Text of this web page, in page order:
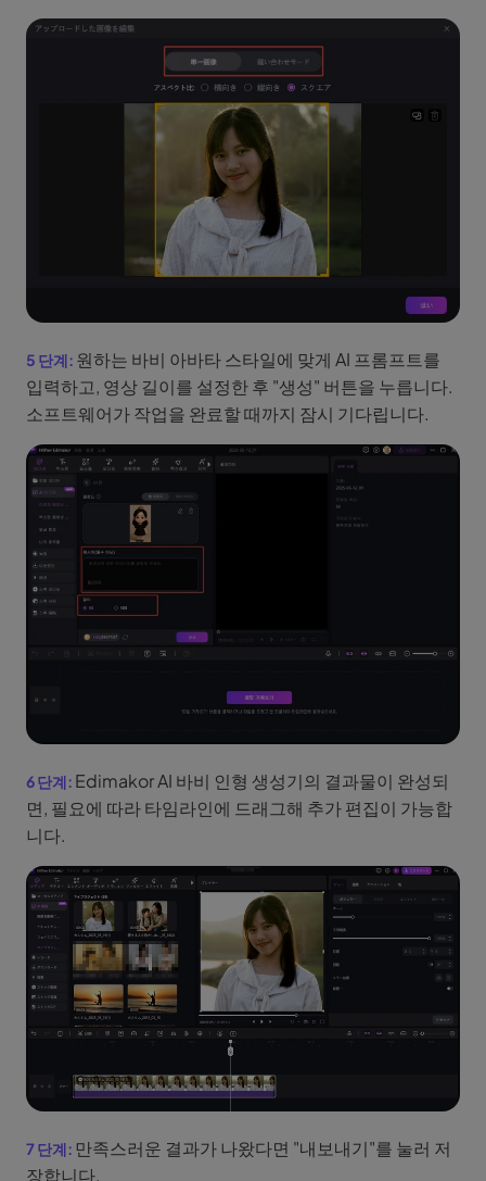
원하는 바비 아바타 스타일에 맞게 AI 프롬프트를
입력하고, 영상 길이를 설정한 후 "생성" 버튼을 누릅니다.
소프트웨어가 작업을 완료할 때까지 잠시 기다립니다.
Edimakor AI 바비 인형 생성기의 결과물이 완성되
면, 필요에 따라 타임라인에 드래그해 추가 편집이 가능합
니다.
만족스러운 결과가 나왔다면 "내보내기"를 눌러 저
장합니다.